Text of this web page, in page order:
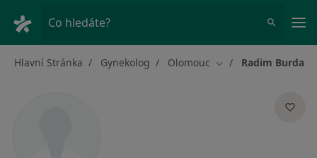
Co hledáte?
Hlavní Stránka Gynekolog Olomouc Změna města
Radim Burda